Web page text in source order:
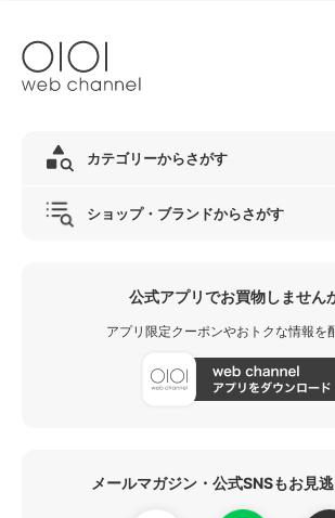
カテゴリーからさがす
ショップ・ブランドからさがす
公式アプリでお買物しません
アプリ限定クーポンやおトクな情報を
メールマガジン・公式SNSもお見逃